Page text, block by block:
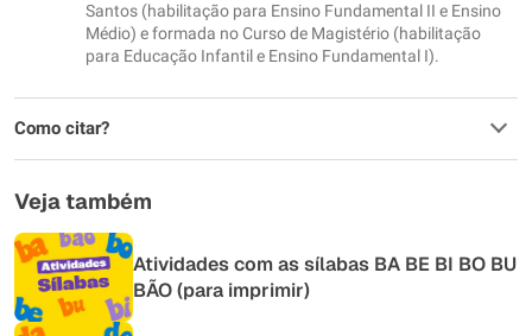
Santos (habilitação para Ensino Fundamental II e Ensino
Médio) e formada no Curso de Magistério (habilitação
para Educação Infantil e Ensino Fundamental I).
Como citar?
Veja também
Atividades com as sílabas BA BE BI BO BU
BÃO (para imprimir)